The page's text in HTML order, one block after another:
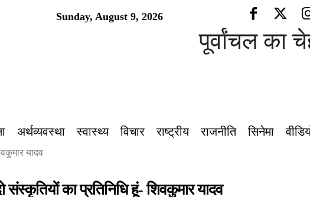
Sunday, August 9, 2026
पूर्वांचल का
अर्थव्यवस्था स्वास्थ्य विचार राष्ट्रीय राजनीति सिनेमा
यादव
संस्कृतियों का प्रतिनिधि हूं- शिवकुमार यादव